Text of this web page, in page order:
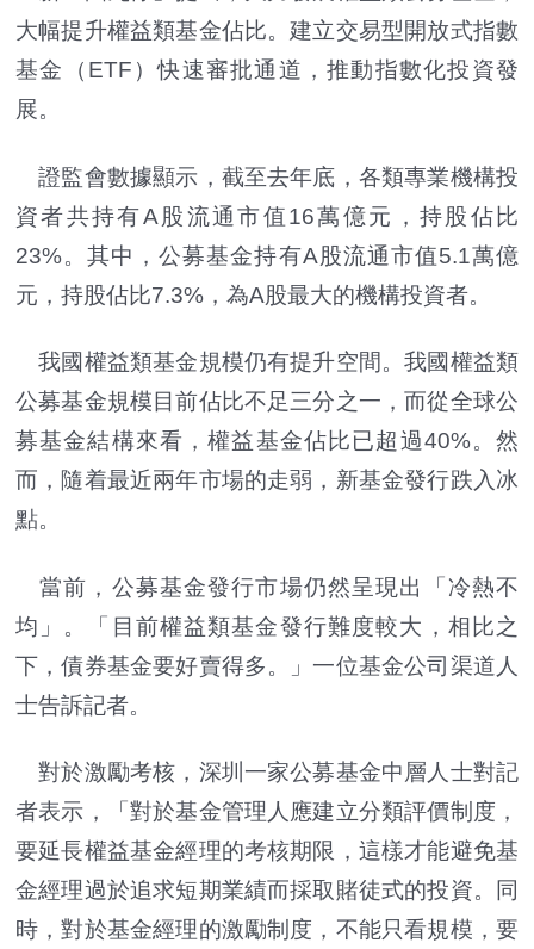
大幅提升權益類基金佔比。建立交易型開放式指數
基金（ETF）快速審批通道，推動指數化投資發
展。
證監會數據顯示，截至去年底，各類專業機構投
資者共持有A股流通市值16萬億元，持股佔比
23%。其中，公募基金持有A股流通市值5.1萬億
元，持股佔比7.3%，為A股最大的機構投資者。
我國權益類基金規模仍有提升空間。我國權益類
公募基金規模目前佔比不足三分之一，而從全球公
募基金結構來看，權益基金佔比已超過40%。然
而，隨着最近兩年市場的走弱，新基金發行跌入冰
點。
當前，公募基金發行市場仍然呈現出「冷熱不
均」。「目前權益類基金發行難度較大，相比之
下，債券基金要好賣得多。」一位基金公司渠道人
士告訴記者。
對於激勵考核，深圳一家公募基金中層人士對記
者表示，「對於基金管理人應建立分類評價制度，
要延長權益基金經理的考核期限，這樣才能避免基
金經理過於追求短期業績而採取賭徒式的投資。同
時，對於基金經理的激勵制度，不能只看規模，要